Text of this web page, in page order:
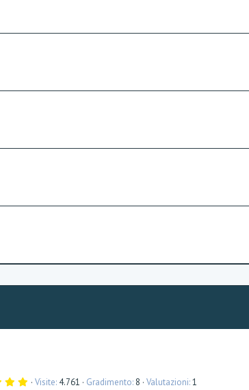
5 Visite 4.761 Gradimento 8 Valutazioni 1